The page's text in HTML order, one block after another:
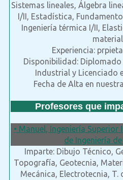
Sistemas lineales, Álgebra
I/II, Estadística,
Ingeniería térmica I/II,
Experiencia:
Disponibilidad: Diplomado
Industrial y Licenciado
Fecha de Alta en
Profesores que
• Manuel, Ingeniería
de Ingeniería
Imparte: Dibujo Técnico,
Topografía, Geotecnia,
Mecánica, Electrotecnia,